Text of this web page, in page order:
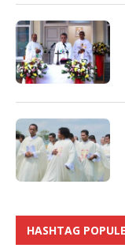
HASHTAG